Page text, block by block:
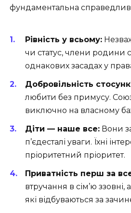
фундаментальна
Рівність у всьому:
чи статус, члени родини
однакових засадах у
Добровільність
любити без примусу.
виключно на власному
Діти — наше все: Вони
п’єдесталі уваги. Їхні
пріоритетний пріоритет.
Приватність перш за
втручання в сім’ю ззовні,
які відбуваються за